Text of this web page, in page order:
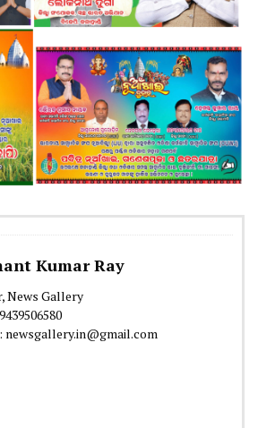
Kumar Ray
News Gallery
newsgallery.in@gmail.com